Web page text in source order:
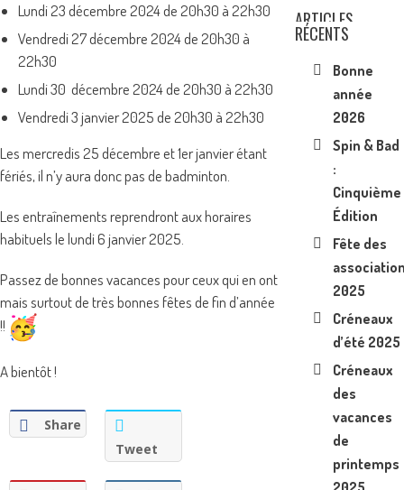
Lundi 23 décembre 2024 de 20h30 à 22h30
Vendredi 27 décembre 2024 de 20h30 à
22h30
Lundi 30 décembre 2024 de 20h30 à 22h30
Vendredi 3 janvier 2025 de 20h30 à 22h30
Les mercredis 25 décembre et 1er janvier étant
fériés, il n’y aura donc pas de badminton.
Les entraînements reprendront aux horaires
habituels le lundi 6 janvier 2025.
Passez de bonnes vacances pour ceux qui en ont
mais surtout de très bonnes fêtes de fin d’année
!!
A bientôt !
Share
Tweet
ARTICLES
RÉCENTS
Bonne
année
2026
Spin & Bad
:
Cinquième
Édition
Fête des
2025
Créneaux
d’été 2025
Créneaux
des
vacances
de
printemps